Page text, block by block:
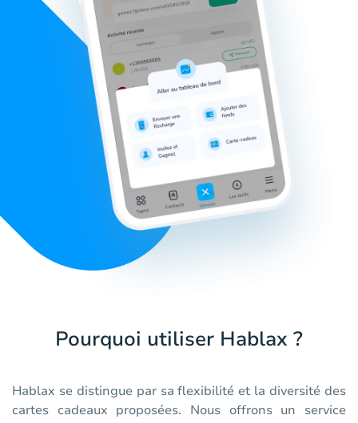
Pourquoi utiliser Hablax ?
Hablax se distingue par sa flexibilité et la diversité des
cartes cadeaux proposées. Nous offrons un service